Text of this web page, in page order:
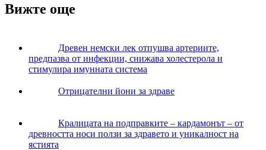
Вижте още
Древен немски лек отпушва артериите,
предпазва от инфекции, снижава холестерола и
стимулира имунната система
Отрицателни йони за здраве
Кралицата на подправките – кардамонът – от
древността носи ползи за здравето и уникалност на
ястията